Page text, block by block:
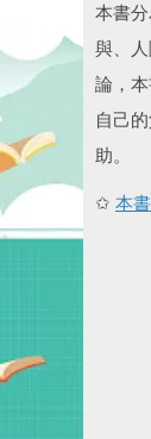
本書
與、
論，
自己
助。
✩ 本